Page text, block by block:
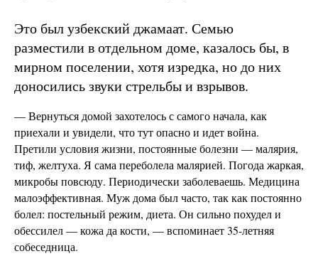
Это был узбекский джамаат. Семью
разместили в отдельном доме, казалось бы, в
мирном поселении, хотя изредка, но до них
доносились звуки стрельбы и взрывов.
— Вернуться домой захотелось с самого начала, как
приехали и увидели, что тут опасно и идет война.
Претили условия жизни, постоянные болезни — малярия,
тиф, желтуха. Я сама переболела малярией. Погода жаркая,
микробы повсюду. Периодически заболеваешь. Медицина
малоэффективная. Муж дома был часто, так как постоянно
болел: постельный режим, диета. Он сильно похудел и
обессилел — кожа да кости, — вспоминает 35-летняя
собеседница.